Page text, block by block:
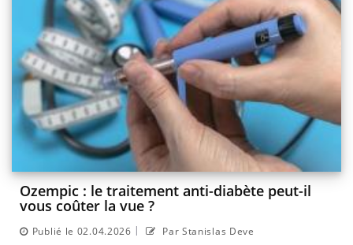
Ozempic : le traitement anti-diabète peut-il
vous coûter la vue ?
Publié le 02.04.2026 | Par Stanislas Deve